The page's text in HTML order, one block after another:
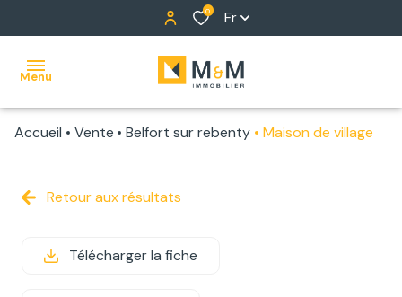
0 Fr
Menu
NOS
ALERTE
Accueil Vente Belfort sur rebenty Maison de village
Retour aux résultats
Télécharger la fiche